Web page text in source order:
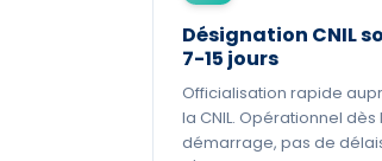
Désignation CNIL
7-15 jours
Officialisation rapide
la CNIL. Opérationnel dès
démarrage, pas de